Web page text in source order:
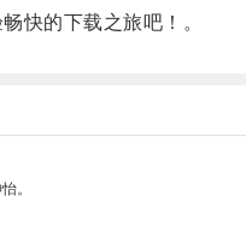
的下载之旅吧！。
。